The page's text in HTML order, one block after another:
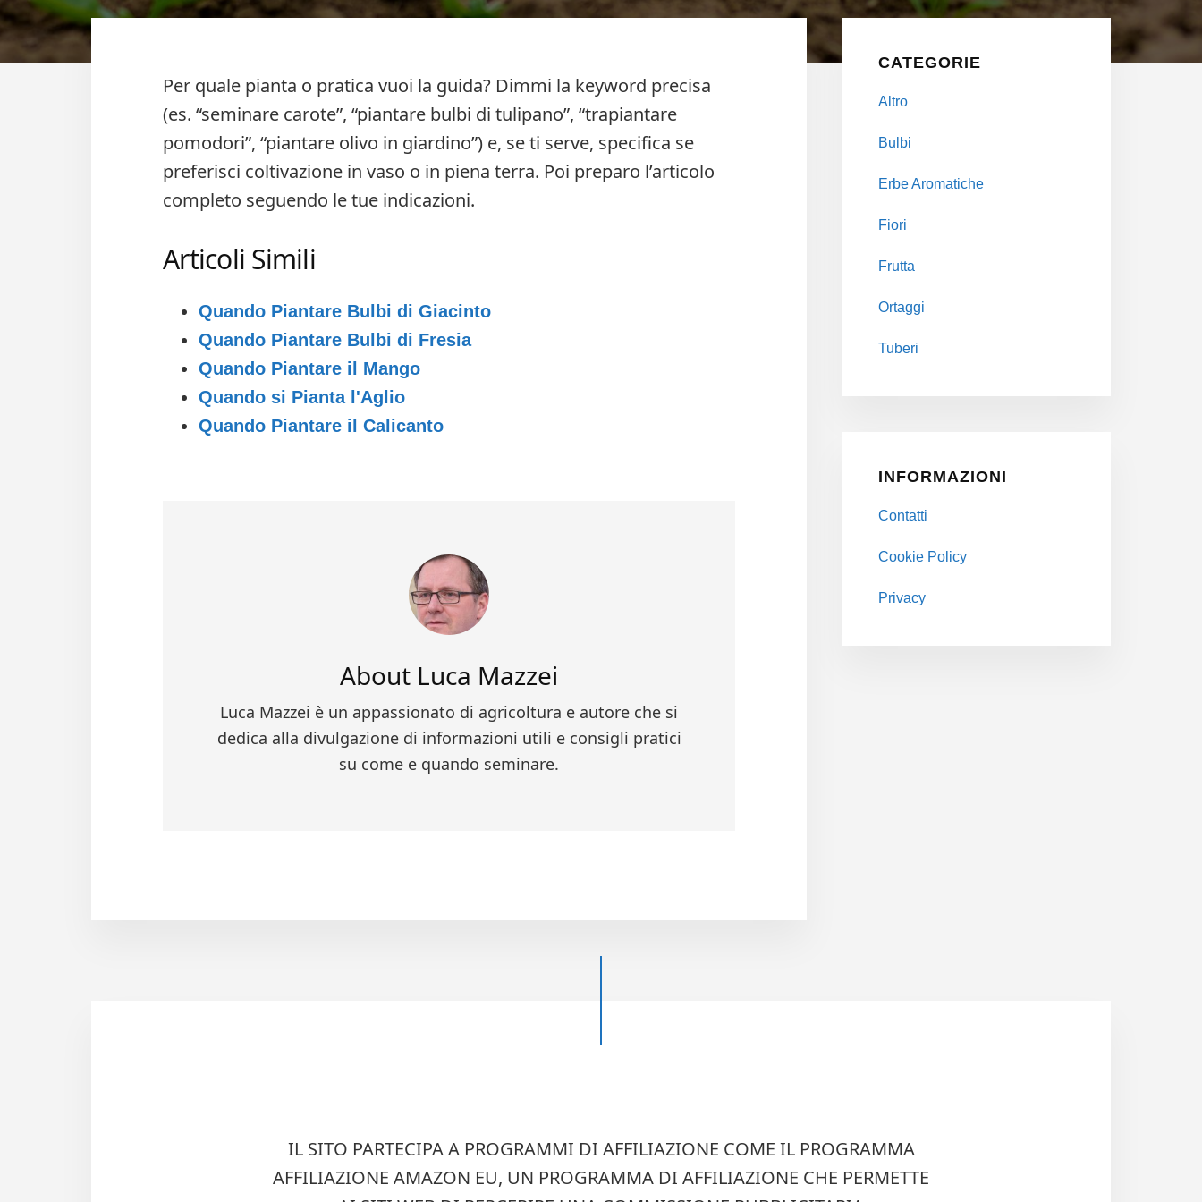
Per quale pianta o pratica vuoi la guida? Dimmi la keyword precisa
(es. “seminare carote”, “piantare bulbi di tulipano”, “trapiantare
pomodori”, “piantare olivo in giardino”) e, se ti serve, specifica se
preferisci coltivazione in vaso o in piena terra. Poi preparo l’articolo
completo seguendo le tue indicazioni.
Articoli Simili
Quando Piantare Bulbi di Giacinto
Quando Piantare Bulbi di Fresia
Quando Piantare il Mango
Quando si Pianta l'Aglio
Quando Piantare il Calicanto
About Luca Mazzei
Luca Mazzei è un appassionato di agricoltura e autore che si
dedica alla divulgazione di informazioni utili e consigli pratici
su come e quando seminare.
Sidebar
CATEGORIE
Altro
Bulbi
Erbe Aromatiche
Fiori
Frutta
Ortaggi
Tuberi
INFORMAZIONI
Contatti
Cookie Policy
Privacy
IL SITO PARTECIPA A PROGRAMMI DI AFFILIAZIONE COME IL PROGRAMMA
AFFILIAZIONE AMAZON EU, UN PROGRAMMA DI AFFILIAZIONE CHE PERMETTE